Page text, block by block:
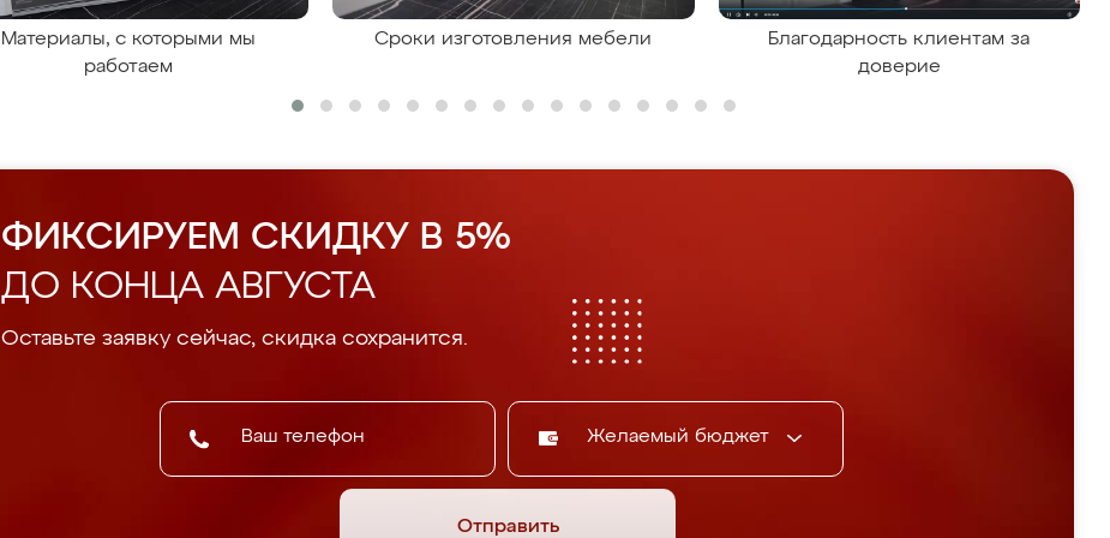
Материалы, с которыми мы
работаем
Сроки изготовления мебели
Благодарность клиентам за
доверие
ФИКСИРУЕМ СКИДКУ В 5%
ДО КОНЦА АВГУСТА
Оставьте заявку сейчас, скидка сохранится.
Желаемый бюджет
Отправить